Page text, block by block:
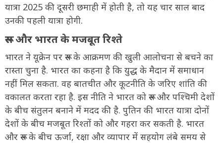
यात्रा 2025 की दूसरी छमाही में होती है, तो यह चार साल बाद
उनकी पहली यात्रा होगी.
रूस और भारत के मजबूत रिश्ते
भारत ने यूक्रेन पर रूस के आक्रमण की खुली आलोचना से बचने का
रास्ता चुना है. भारत का कहना है कि युद्ध के मैदान में समाधान
नहीं मिल सकता. वह बातचीत और कूटनीति के जरिए शांति की
वकालत करता रहा है. इस नीति ने भारत को रूस और पश्चिमी देशों
के बीच संतुलन बनाने में मदद की है. पुतिन की भारत यात्रा दोनों
देशों के बीच मजबूत रिश्तों को और गहरा कर सकती है. भारत
और रूस के बीच ऊर्जा, रक्षा और व्यापार में सहयोग लंबे समय से